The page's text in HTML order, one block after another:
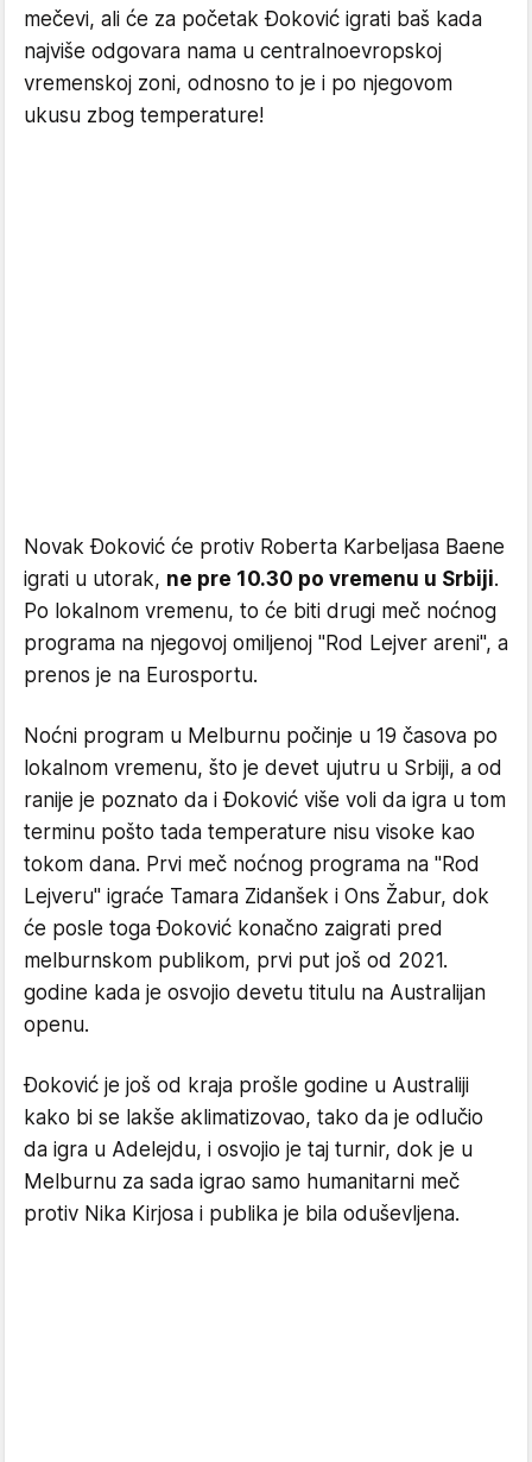
mečevi, ali će za početak Đoković igrati baš kada
najviše odgovara nama u centralnoevropskoj
vremenskoj zoni, odnosno to je i po njegovom
ukusu zbog temperature!
Novak Đoković će protiv Roberta Karbeljasa Baene
igrati u utorak, ne pre 10.30 po vremenu u Srbiji.
Po lokalnom vremenu, to će biti drugi meč noćnog
programa na njegovoj omiljenoj "Rod Lejver areni", a
prenos je na Eurosportu.
Noćni program u Melburnu počinje u 19 časova po
lokalnom vremenu, što je devet ujutru u Srbiji, a od
ranije je poznato da i Đoković više voli da igra u tom
terminu pošto tada temperature nisu visoke kao
tokom dana. Prvi meč noćnog programa na "Rod
Lejveru" igraće Tamara Zidanšek i Ons Žabur, dok
će posle toga Đoković konačno zaigrati pred
melburnskom publikom, prvi put još od 2021.
godine kada je osvojio devetu titulu na Australijan
openu.
Đoković je još od kraja prošle godine u Australiji
kako bi se lakše aklimatizovao, tako da je odlučio
da igra u Adelejdu, i osvojio je taj turnir, dok je u
Melburnu za sada igrao samo humanitarni meč
protiv Nika Kirjosa i publika je bila oduševljena.